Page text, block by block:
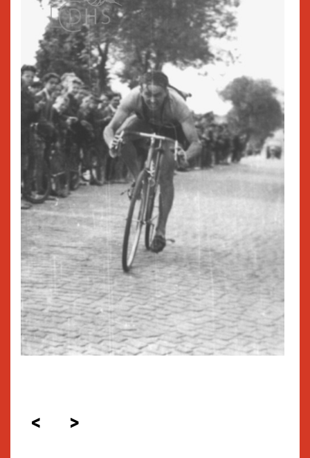
< >